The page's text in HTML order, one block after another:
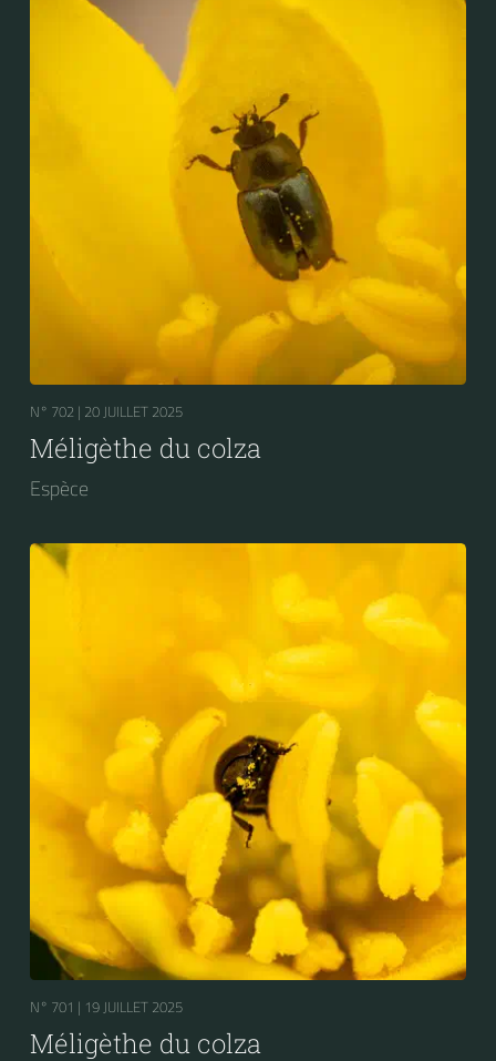
N° 702 | 20 JUILLET 2025
Méligèthe du colza
Espèce
N° 701 | 19 JUILLET 2025
Méligèthe du colza